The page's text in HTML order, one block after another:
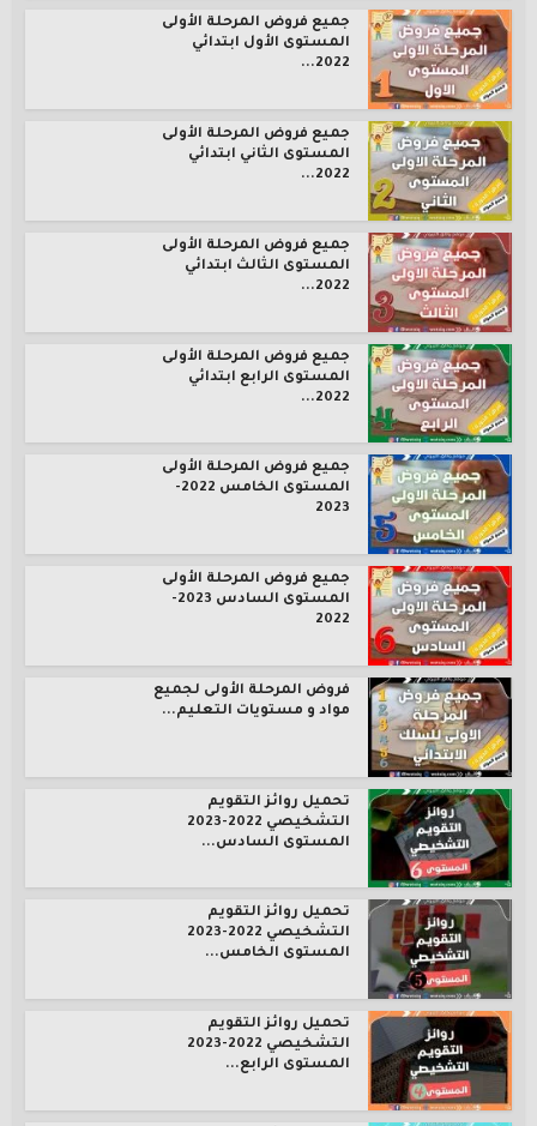
جميع فروض المرحلة الأولى
المستوى الأول ابتدائي
2022...
جميع فروض المرحلة الأولى
المستوى الثاني ابتدائي
2022...
جميع فروض المرحلة الأولى
المستوى الثالث ابتدائي
2022...
جميع فروض المرحلة الأولى
المستوى الرابع ابتدائي
2022...
جميع فروض المرحلة الأولى
المستوى الخامس 2022-
2023
جميع فروض المرحلة الأولى
المستوى السادس 2023-
2022
فروض المرحلة الأولى لجميع
مواد و مستويات التعليم...
تحميل روائز التقويم
التشخيصي 2022-2023
المستوى السادس...
تحميل روائز التقويم
التشخيصي 2022-2023
المستوى الخامس...
تحميل روائز التقويم
التشخيصي 2022-2023
المستوى الرابع...